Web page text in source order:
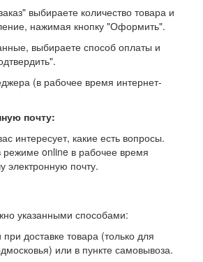
выбираете количество товара и
нажимая кнопку "Оформить".
выбираете способ оплаты и
(в рабочее время интернет-
почту:
интересует, какие есть вопросы.
online в рабочее время
электронную почту.
указанными способами:
доставке товара (только для
или в пункте самовывоза.